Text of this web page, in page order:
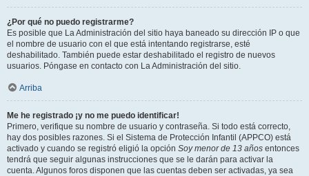
¿Por qué no puedo registrarme?
Es posible que La Administración del sitio haya baneado su dirección IP o que
el nombre de usuario con el que está intentando registrarse, esté
deshabilitado. También puede estar deshabilitado el registro de nuevos
usuarios. Póngase en contacto con La Administración del sitio.
Arriba
Me he registrado ¡y no me puedo identificar!
Primero, verifique su nombre de usuario y contraseña. Si todo está correcto,
hay dos posibles razones. Si el Sistema de Protección Infantil (APPCO) está
activado y cuando se registró eligió la opción Soy menor de 13 años entonces
tendrá que seguir algunas instrucciones que se le darán para activar la
cuenta. Algunos foros disponen que las cuentas deben ser activadas, ya sea